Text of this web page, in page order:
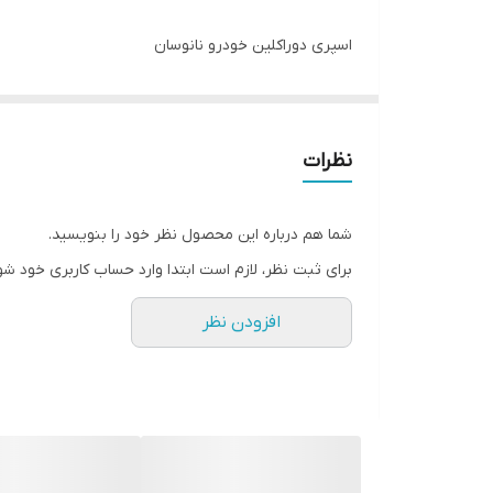
اسپری دوراکلین خودرو نانوسان
برای رفع این مشکل و حفظ تمیزی داخل خودرو،
همچنین، استفاده از پوشش‌های محافظ برای
و سایش سطوح جلوگیری می‌کنند.
نظرات
شما هم درباره این محصول نظر خود را بنویسید.
برای ثبت نظر، لازم است ابتدا وارد حساب کاربری خود
افزودن نظر